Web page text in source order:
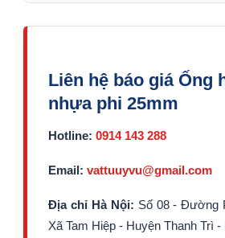
Liên hệ báo giá Ống
nhựa phi 25mm
Hotline: 0914 143 288
Email: vattuuyvu@gmail.com
Địa chỉ Hà Nội: Số 08 - Đường
Xã Tam Hiệp - Huyện Thanh Trì -